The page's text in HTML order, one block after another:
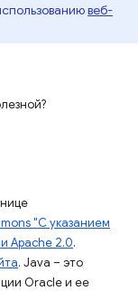
веб-
"С указанием
Apache 2.0.
. Java – это
Oracle и ее